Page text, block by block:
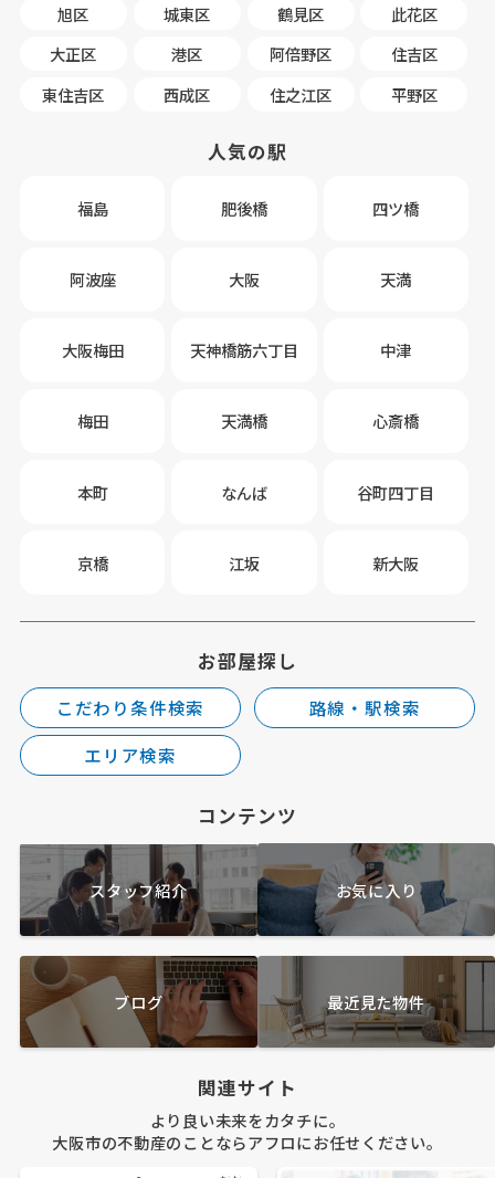
旭区
城東区 鶴見区
此花区
大正区
港区 阿倍野区
住吉区
東住吉区
西成区 住之江区 平野区
人気の駅
福島 肥後橋 四ツ橋
阿波座 大阪 天満
大阪梅田 天神橋筋六丁目 中津
梅田 天満橋 心斎橋
本町 なんば 谷町四丁目
京橋 江坂 新大阪
お部屋探し
こだわり条件検索
路線・駅検索
エリア検索
コンテンツ
スタッフ紹介 お気に入り
ブログ 最近見た物件
関連サイト
より良い未来をカタチに。
大阪市の不動産のことならアフロにお任せください。